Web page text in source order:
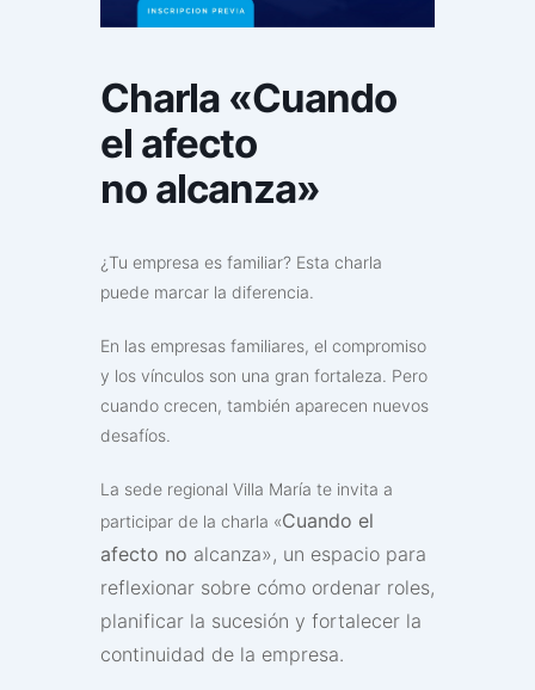
Charla «Cuando
el afecto
no alcanza»
¿Tu empresa es familiar? Esta charla
puede marcar la diferencia.
En las empresas familiares, el compromiso
y los vínculos son una gran fortaleza. Pero
cuando crecen, también aparecen nuevos
desafíos.
La sede regional Villa María te invita a
participar de la charla «Cuando el
afecto no alcanza», un espacio para
reflexionar sobre cómo ordenar roles,
planificar la sucesión y fortalecer la
continuidad de la empresa.